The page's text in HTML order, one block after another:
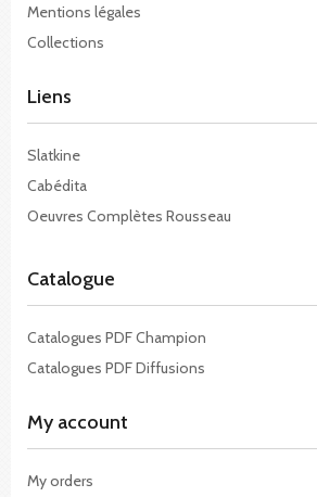
Mentions légales
Collections
Liens
Slatkine
Cabédita
Oeuvres Complètes Rousseau
Catalogue
Catalogues PDF Champion
Catalogues PDF Diffusions
My account
My orders